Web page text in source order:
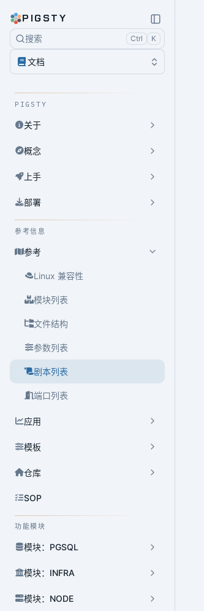
PIGSTY
搜索 Ctrl K
文档
PIGSTY
关于
概念
上手
部署
参考信息
参考
Linux 兼容性
模块列表
文件结构
参数列表
剧本列表
端口列表
应用
模板
仓库
SOP
功能模块
模块：PGSQL
模块：INFRA
模块：NODE